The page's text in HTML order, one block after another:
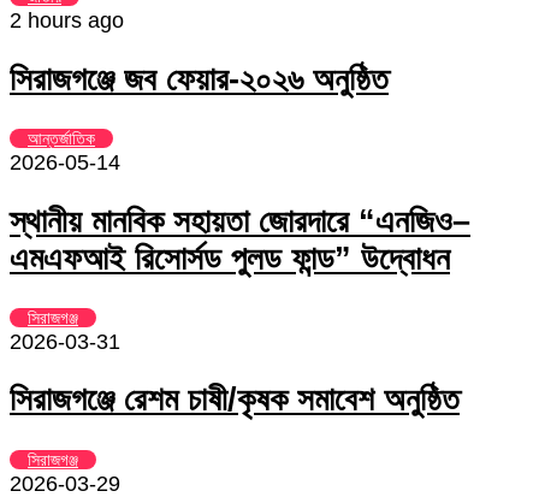
2 hours ago
সিরাজগঞ্জে জব ফেয়ার-২০২৬ অনুষ্ঠিত
আন্তর্জাতিক
2026-05-14
স্থানীয় মানবিক সহায়তা জোরদারে “এনজিও–
এমএফআই রিসোর্সড পুলড ফান্ড” উদ্বোধন
সিরাজগঞ্জ
2026-03-31
সিরাজগঞ্জে রেশম চাষী/কৃষক সমাবেশ অনুষ্ঠিত
সিরাজগঞ্জ
2026-03-29